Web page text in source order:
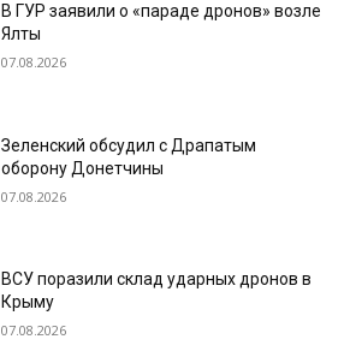
В ГУР заявили о «параде дронов» возле
Ялты
07.08.2026
Зеленский обсудил с Драпатым
оборону Донетчины
07.08.2026
ВСУ поразили склад ударных дронов в
Крыму
07.08.2026